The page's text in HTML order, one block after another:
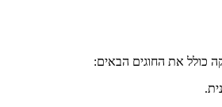
כולל את החוגים הבאים: